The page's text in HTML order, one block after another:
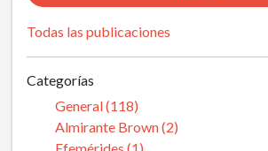
Todas las publicaciones
Categorías
General (118)
Almirante Brown (2)